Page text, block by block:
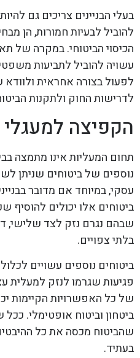
בעלי הבניינים צריכים גם
להוביל לבעיות חמורות, הן
הכיסוי הביטוחי. במקרה של
עשויה להוביל לתביעות
לפעול בצורה אחראית
לדרישות החוק ולתקנות
הקפיצה למעגלי
תחום המעליות אינו מתמצה
נוספים של ביטוחים שניתן
עסקי, במיוחד אם מדובר
ביטוחים אלו יכולים להוסיף
שבהם נגרם נזק לצד שלישי,
בלתי צפויים.
ביטוחים נוספים עשויים לכלול
פגיעות שגרמו לנזק למעלית
של כל האפשרויות הקיימות
ביטחון וביטוח אופטימלי.
שהביטוח מכסה את כל
בעתיד.